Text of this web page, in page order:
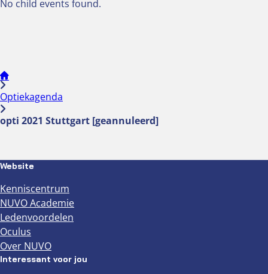
No child events found.
Optiekagenda
opti 2021 Stuttgart [geannuleerd]
Website
Kenniscentrum
NUVO Academie
Ledenvoordelen
Oculus
Over NUVO
Interessant voor jou